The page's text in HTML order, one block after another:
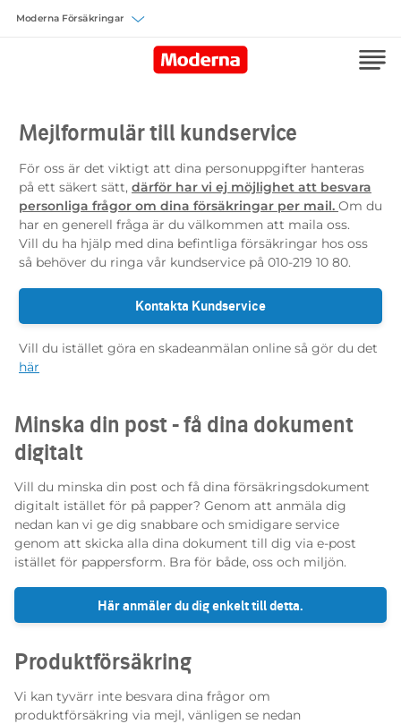
Mejlformulär till kundservice
För oss är det viktigt att dina personuppgifter hanteras
på ett säkert sätt, därför har vi ej möjlighet att besvara
personliga frågor om dina försäkringar per mail. Om du
har en generell fråga är du välkommen att maila oss.
Vill du ha hjälp med dina befintliga försäkringar hos oss
så behöver du ringa vår kundservice på 010-219 10 80.
Kontakta Kundservice
Vill du istället göra en skadeanmälan online så gör du det
här
Minska din post - få dina dokument
digitalt
Vill du minska din post och få dina försäkringsdokument
digitalt istället för på papper? Genom att anmäla dig
nedan kan vi ge dig snabbare och smidigare service
genom att skicka alla dina dokument till dig via e-post
istället för pappersform. Bra för både, oss och miljön.
Här anmäler du dig enkelt till detta.
Produktförsäkring
Vi kan tyvärr inte besvara dina frågor om
produktförsäkring via mejl, vänligen se nedan